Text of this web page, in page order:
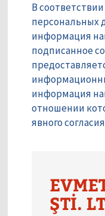
В
персональных
информация
подписанное
информация
отношении
явного
ŞTİ.